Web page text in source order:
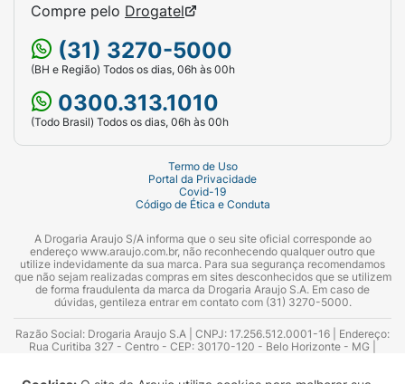
Compre pelo Drogatel
(31) 3270-5000
(BH e Região) Todos os dias, 06h às 00h
0300.313.1010
(Todo Brasil) Todos os dias, 06h às 00h
Termo de Uso
Portal da Privacidade
Covid-19
Código de Ética e Conduta
A Drogaria Araujo S/A informa que o seu site oficial corresponde ao
endereço www.araujo.com.br, não reconhecendo qualquer outro que
utilize indevidamente da sua marca. Para sua segurança recomendamos
que não sejam realizadas compras em sites desconhecidos que se utilizem
de forma fraudulenta da marca da Drogaria Araujo S.A. Em caso de
dúvidas, gentileza entrar em contato com (31) 3270-5000.
Razão Social: Drogaria Araujo S.A | CNPJ: 17.256.512.0001-16 | Endereço:
Rua Curitiba 327 - Centro - CEP: 30170-120 - Belo Horizonte - MG |